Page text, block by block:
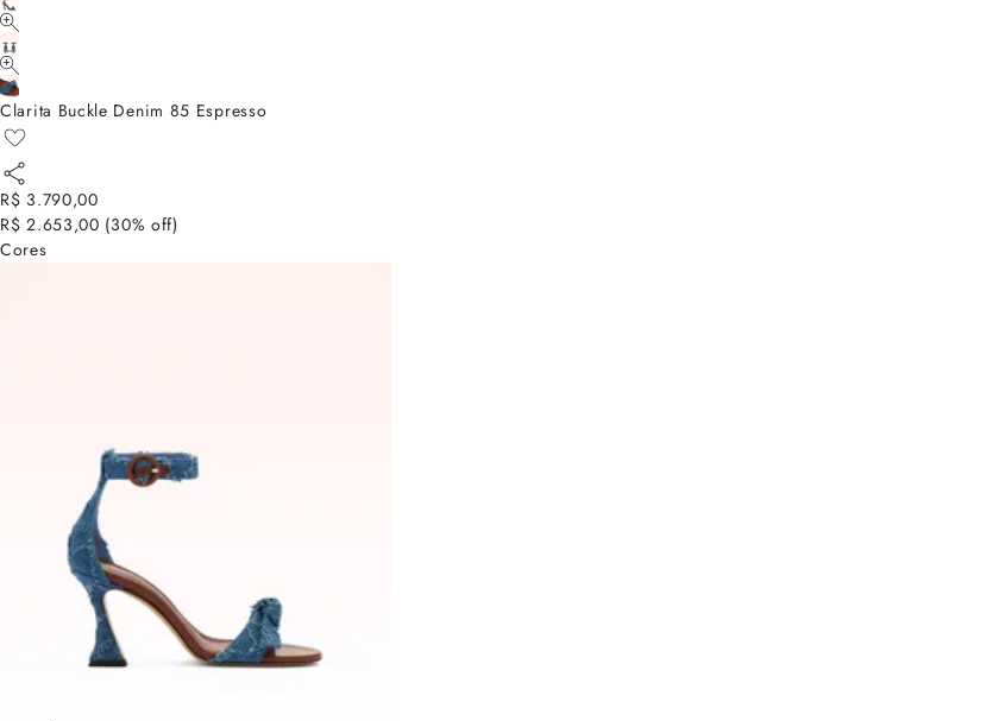
Clarita Buckle Denim 85 Espresso
R$ 3.790,00
R$ 2.653,00 (30% off)
Cores